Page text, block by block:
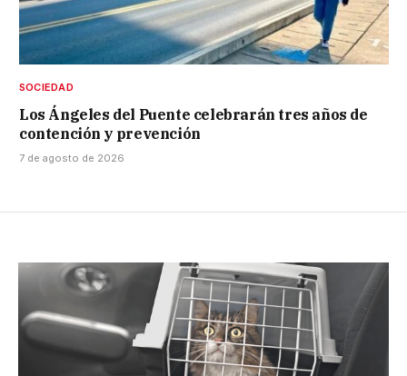
SOCIEDAD
Los Ángeles del Puente celebrarán tres años de
contención y prevención
7 de agosto de 2026